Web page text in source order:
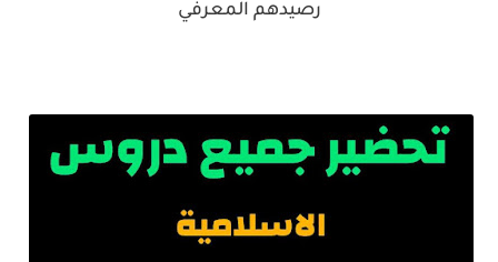
رصيدهم المعرفي